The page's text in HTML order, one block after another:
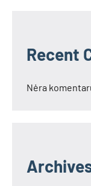
Recent
Nėra